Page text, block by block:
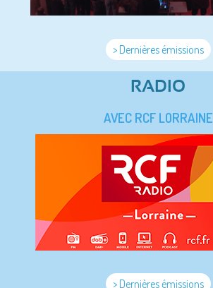
> Dernières émissions
RADIO
AVEC RCF LORRAINE
> Dernières émissions